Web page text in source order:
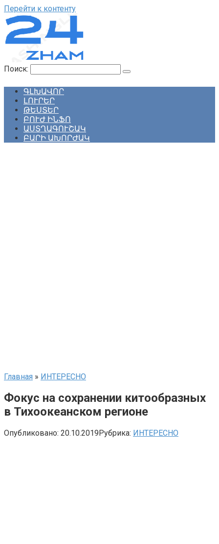
Перейти к контенту
Поиск:
ԳԼԽԱՎՈՐ
ԼՈՒՐԵՐ
ԹԵՍՏԵՐ
ԲՈՒԺ ԻՆՖՈ
ԱՍՏՂԱԳՈՒՇԱԿ
ԲԱՐԻ ԱԽՈՐԺԱԿ
Главная » ИНТЕРЕСНО
Фокус на сохранении китообразных
в Тихоокеанском регионе
Опубликовано: 20.10.2019Рубрика: ИНТЕРЕСНО